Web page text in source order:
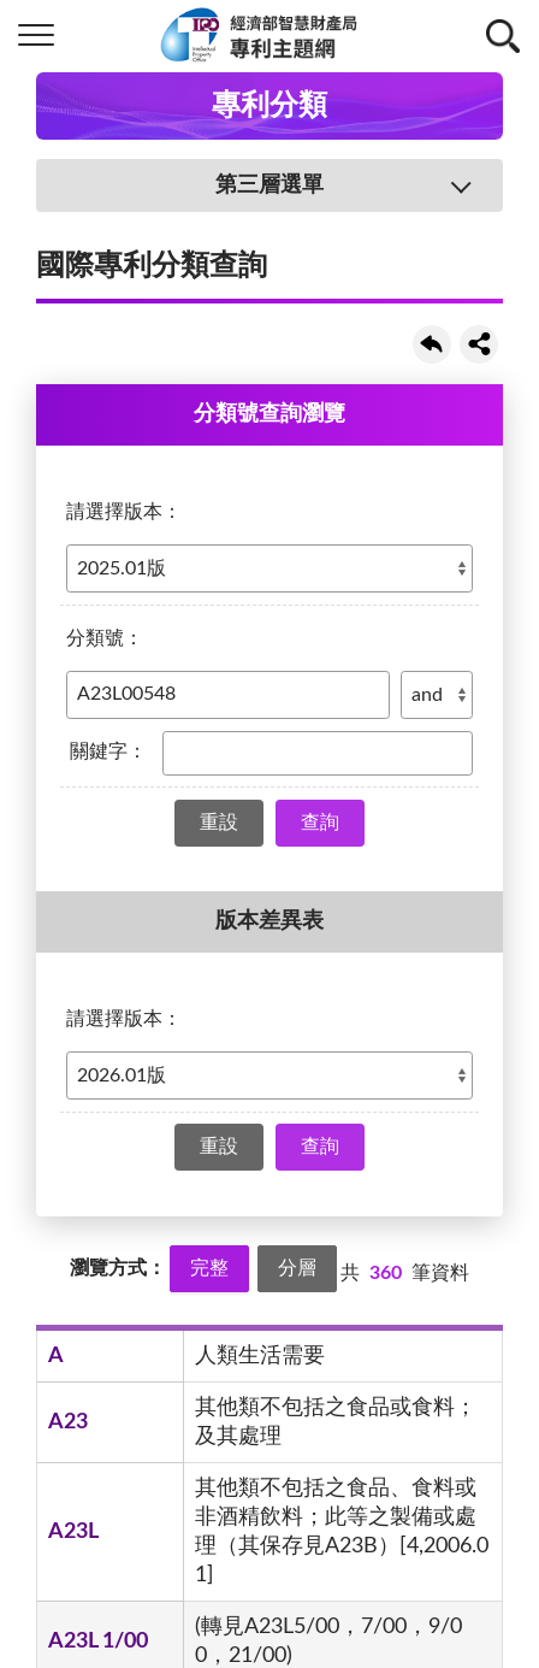
專利分類
第三層選單
國際專利分類查詢
分類號查詢瀏覽
請選擇版本：
分類號：
關鍵字：
查詢
版本差異表
請選擇版本：
查詢
瀏覽方式： 完整 分層 共 360 筆資料
A 人類生活需要
A23
其他類不包括之食品或食料；
及其處理
A23L
其他類不包括之食品、食料或
非酒精飲料；此等之製備或處
理（其保存見A23B）[4,2006.0
1]
A23L 1/00
(轉見A23L5/00，7/00，9/0
0，21/00)